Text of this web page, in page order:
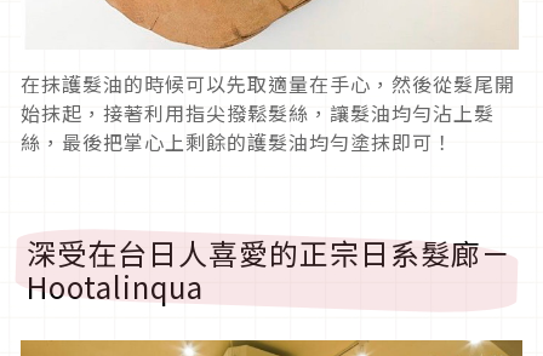
在抹護髮油的時候可以先取適量在手心，然後從髮尾開
始抹起，接著利用指尖撥鬆髮絲，讓髮油均勻沾上髮
絲，最後把掌心上剩餘的護髮油均勻塗抹即可！
深受在台日人喜愛的正宗日系髮廊－
Hootalinqua